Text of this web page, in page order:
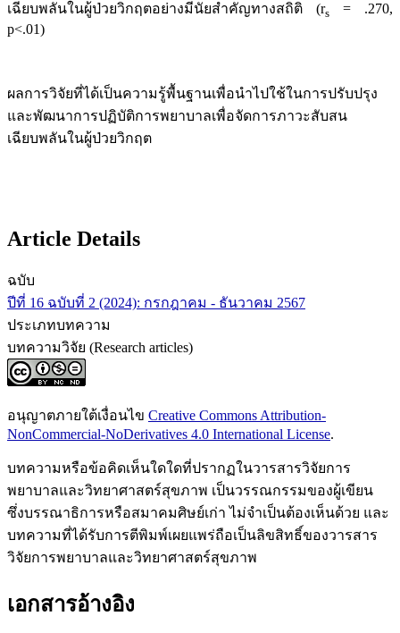
เฉียบพลันในผู้ป่วยวิกฤตอย่างมีนัยสำคัญทางสถิติ (rs = .270,
p<.01)
ผลการวิจัยที่ได้เป็นความรู้พื้นฐานเพื่อนำไปใช้ในการปรับปรุง
และพัฒนาการปฏิบัติการพยาบาลเพื่อจัดการภาวะสับสน
เฉียบพลันในผู้ป่วยวิกฤต
Article Details
ฉบับ
ปีที่ 16 ฉบับที่ 2 (2024): กรกฎาคม - ธันวาคม 2567
ประเภทบทความ
บทความวิจัย (Research articles)
อนุญาตภายใต้เงื่อนไข Creative Commons Attribution-
NonCommercial-NoDerivatives 4.0 International License.
บทความหรือข้อคิดเห็นใดใดที่ปรากฏในวารสารวิจัยการ
พยาบาลและวิทยาศาสตร์สุขภาพ เป็นวรรณกรรมของผู้เขียน
ซึ่งบรรณาธิการหรือสมาคมศิษย์เก่า ไม่จำเป็นต้องเห็นด้วย และ
บทความที่ได้รับการตีพิมพ์เผยแพร่ถือเป็นลิขสิทธิ์ของวารสาร
วิจัยการพยาบาลและวิทยาศาสตร์สุขภาพ
เอกสารอ้างอิง